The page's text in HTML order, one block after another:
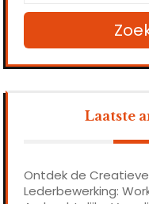
Laatste
Ontdek de
Lederbewerking: